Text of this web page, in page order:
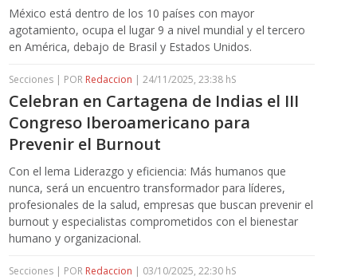
México está dentro de los 10 países con mayor
agotamiento, ocupa el lugar 9 a nivel mundial y el tercero
en América, debajo de Brasil y Estados Unidos.
Secciones | POR Redaccion | 24/11/2025, 23:38 hS
Celebran en Cartagena de Indias el III
Congreso Iberoamericano para
Prevenir el Burnout
Con el lema Liderazgo y eficiencia: Más humanos que
nunca, será un encuentro transformador para líderes,
profesionales de la salud, empresas que buscan prevenir el
burnout y especialistas comprometidos con el bienestar
humano y organizacional.
Secciones | POR Redaccion | 03/10/2025, 22:30 hS